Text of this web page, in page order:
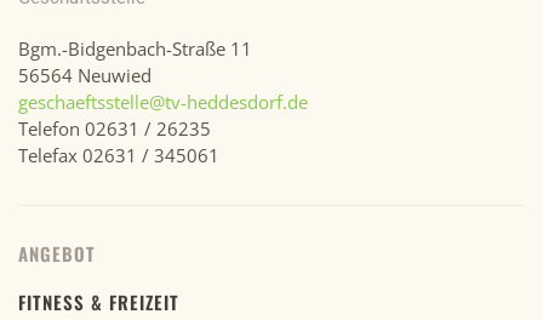
Bgm.-Bidgenbach-Straße 11
56564 Neuwied
geschaeftsstelle@tv-heddesdorf.de
Telefon 02631 / 26235
Telefax 02631 / 345061
ANGEBOT
FITNESS & FREIZEIT